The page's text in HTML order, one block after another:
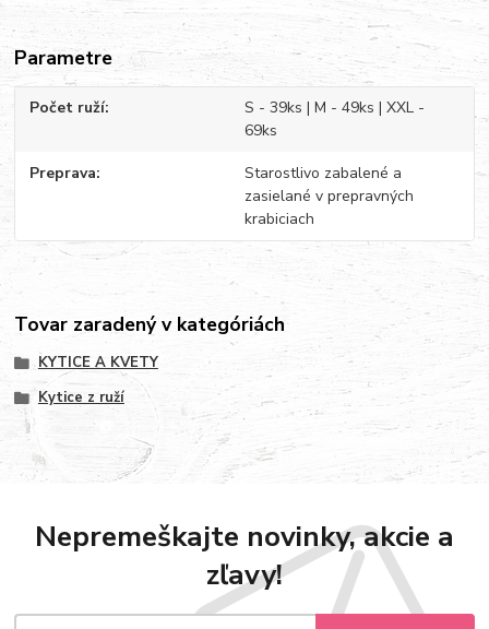
Parametre
Počet ruží
S - 39ks | M - 49ks | XXL -
69ks
Preprava
Starostlivo zabalené a
zasielané v prepravných
krabiciach
Tovar zaradený v kategóriách
KYTICE A KVETY
Kytice z ruží
Nepremeškajte novinky, akcie a
zľavy!